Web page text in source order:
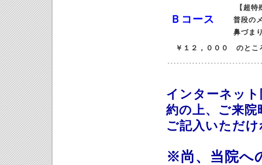
Ｂコース
【超特
普段の
鼻づま
￥１２，０００ の
インターネッ
約の上、ご来
ご記入いただ
※尚、当院へ